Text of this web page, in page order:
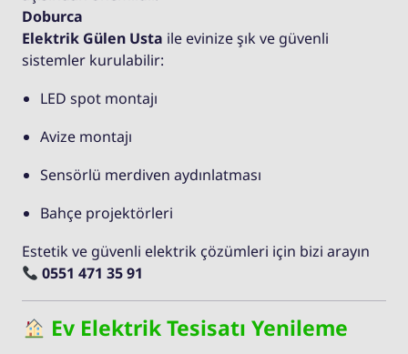
Doburca
Elektrik Gülen Usta ile evinize şık ve güvenli
sistemler kurulabilir:
LED spot montajı
Avize montajı
Sensörlü merdiven aydınlatması
Bahçe projektörleri
Estetik ve güvenli elektrik çözümleri için bizi arayın
0551 471 35 91
Ev Elektrik Tesisatı Yenileme